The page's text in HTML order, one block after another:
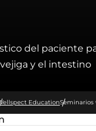
del paciente
y el intestino
EducationSeminarios